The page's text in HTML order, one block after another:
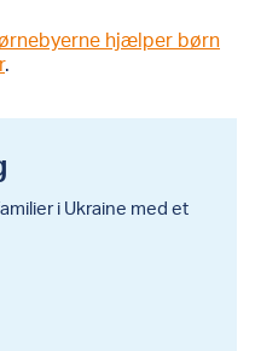
hjælper børn
.
i Ukraine med et